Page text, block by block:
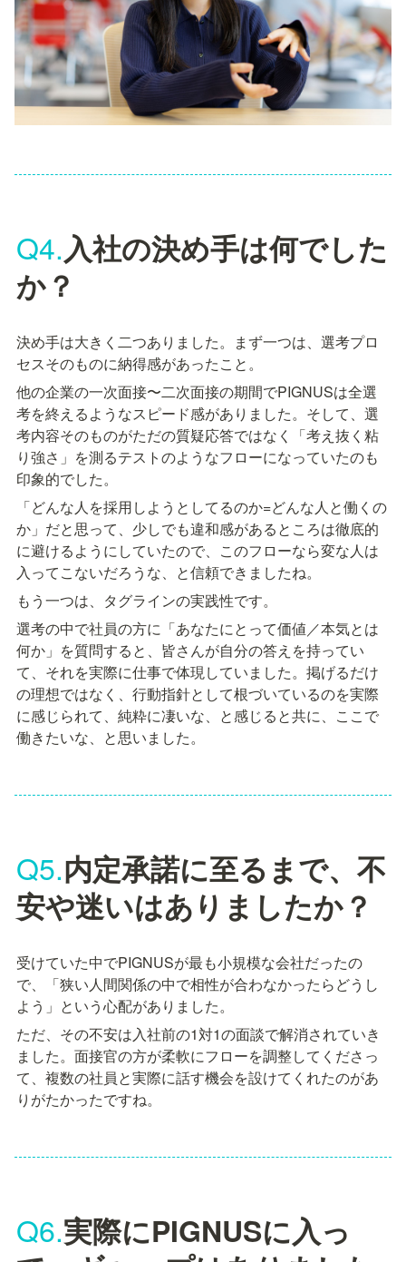
Q4.入社の決め手は何でした
か？
決め手は大きく二つありました。まず一つは、選考プロ
セスそのものに納得感があったこと。
他の企業の一次面接〜二次面接の期間でPIGNUSは全選
考を終えるようなスピード感がありました。そして、選
考内容そのものがただの質疑応答ではなく「考え抜く粘
り強さ」を測るテストのようなフローになっていたのも
印象的でした。
「どんな人を採用しようとしてるのか=どんな人と働くの
か」だと思って、少しでも違和感があるところは徹底的
に避けるようにしていたので、このフローなら変な人は
入ってこないだろうな、と信頼できましたね。
もう一つは、タグラインの実践性です。
選考の中で社員の方に「あなたにとって価値／本気とは
何か」を質問すると、皆さんが自分の答えを持ってい
て、それを実際に仕事で体現していました。掲げるだけ
の理想ではなく、行動指針として根づいているのを実際
に感じられて、純粋に凄いな、と感じると共に、ここで
働きたいな、と思いました。
Q5.内定承諾に至るまで、不
安や迷いはありましたか？
受けていた中でPIGNUSが最も小規模な会社だったの
で、「狭い人間関係の中で相性が合わなかったらどうし
よう」という心配がありました。
ただ、その不安は入社前の1対1の面談で解消されていき
ました。面接官の方が柔軟にフローを調整してくださっ
て、複数の社員と実際に話す機会を設けてくれたのがあ
りがたかったですね。
Q6.実際にPIGNUSに入っ